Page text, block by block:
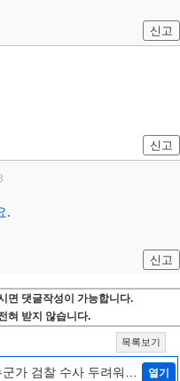
신고
신고
.
신고
면 댓글작성이 가능합니다.
혀 받지 않습니다.
목록보기
가 검찰 수사 두려워하
열기